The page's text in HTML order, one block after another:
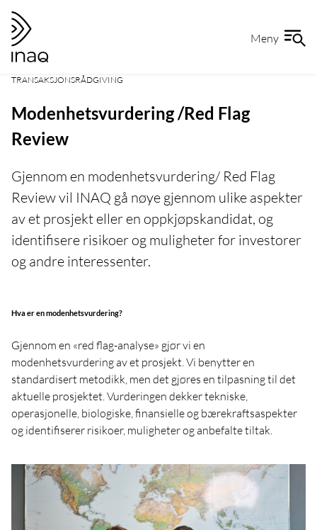
Gå
hovedinnhold
Meny
TRANSAKSJONSRÅDGIVING
Modenhetsvurdering /Red Flag
Review
Gjennom en modenhetsvurdering/ Red Flag
Review vil INAQ gå nøye gjennom ulike aspekter
av et prosjekt eller en oppkjøpskandidat, og
identifisere risikoer og muligheter for investorer
og andre interessenter.
Hva er en modenhetsvurdering?
Gjennom en «red flag-analyse» gjør vi en
modenhetsvurdering av et prosjekt. Vi benytter en
standardisert metodikk, men det gjøres en tilpasning til det
aktuelle prosjektet. Vurderingen dekker tekniske,
operasjonelle, biologiske, finansielle og bærekraftsaspekter
og identifiserer risikoer, muligheter og anbefalte tiltak.